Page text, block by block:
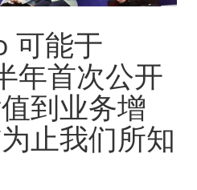
可能于
年首次公开
到业务增
止我们所知